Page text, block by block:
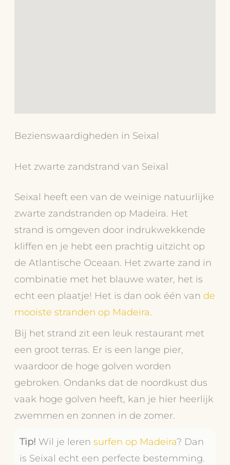
Bezienswaardigheden in Seixal
Het zwarte zandstrand van Seixal
Seixal heeft een van de weinige natuurlijke
zwarte zandstranden op Madeira. Het
strand is omgeven door indrukwekkende
kliffen en je hebt een prachtig uitzicht op
de Atlantische Oceaan. Het zwarte zand in
combinatie met het blauwe water, het is
echt een plaatje! Het is dan ook één van de
mooiste stranden op Madeira.
Bij het strand zit een leuk restaurant met
een groot terras. Er is een lange pier,
waardoor de hoge golven worden
gebroken. Ondanks dat de noordkust dus
vaak hoge golven heeft, kan je hier heerlijk
zwemmen en zonnen in de zomer.
Tip! Wil je lerensurfen op Madeira? Dan
is Seixal echt een perfecte bestemming.